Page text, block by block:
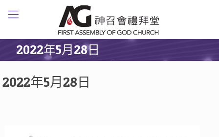
2022年5月28日
2022年5月28日